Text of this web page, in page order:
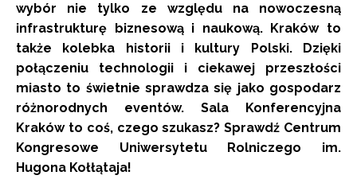
wybór nie tylko ze względu na nowoczesną
infrastrukturę biznesową i naukową. Kraków to
także kolebka historii i kultury Polski. Dzięki
połączeniu technologii i ciekawej przeszłości
miasto to świetnie sprawdza się jako gospodarz
różnorodnych eventów. Sala Konferencyjna
Kraków to coś, czego szukasz? Sprawdź Centrum
Kongresowe Uniwersytetu Rolniczego im.
Hugona Kołłątaja!